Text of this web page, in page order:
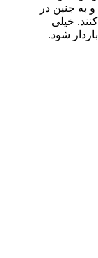
و به جنین در
خیلی
شود.